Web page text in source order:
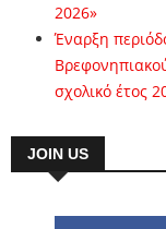
2026»
Έναρξη
σχολικό έτος
JOIN US